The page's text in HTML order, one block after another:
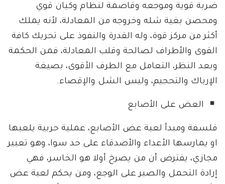
ضربة قوية وموجعه وقاصمة لنظام وكيان قوي
ومحصن بغية شله وخروجه من المعادلة، لأنه يملك
أكثر من مركز قوة، وله القدرة والنفوذ على تحريك كافة
القوى والأطراف لصالحة وقلب المعادلة، فمن الحكمة
وبعد النظر، التعامل مع الطرف الأقوى، بصيغة
الإرباك والتحجيم، وليس الشل والإقصاء.
العض على الأصابع
فلسفة ومبدأ لعبة عض الأصابع، عملية حربية يلعبها
او يمارسها الأعداء والأصدقاء على حد سوا، وهو تعبير
مجازي، يفترض أن من يصرخ أولا هو الخاسر، فهي
إرادة التحمل والصبر على الوجع، ومن يحكم لعبة عض